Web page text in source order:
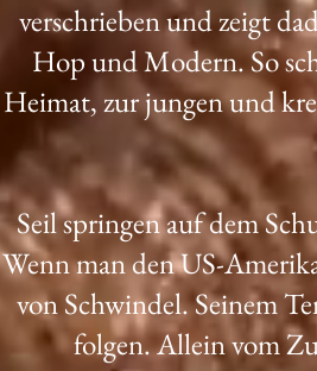
verschrieben und zeigt
Hop und Modern. So
Heimat, zur jungen und
Seil springen auf dem
Wenn man den US-
von Schwindel. Seinem
folgen. Allein vom